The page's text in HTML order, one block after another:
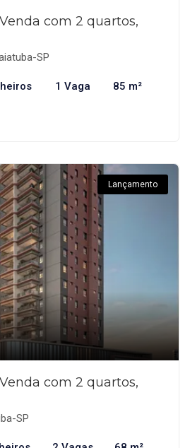
com 2 quartos,
SP
1 Vaga 85 m²
Lançamento
com 2 quartos,
SP